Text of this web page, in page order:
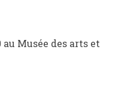
au Musée des arts et